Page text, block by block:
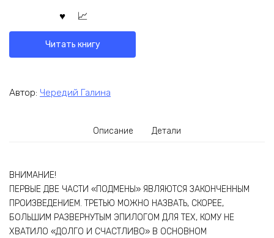
Читать книгу
Автор: Чередий Галина
Описание Детали
ВНИМАНИЕ!
ПЕРВЫЕ ДВЕ ЧАСТИ «ПОДМЕНЫ» ЯВЛЯЮТСЯ ЗАКОНЧЕННЫМ
ПРОИЗВЕДЕНИЕМ. ТРЕТЬЮ МОЖНО НАЗВАТЬ, СКОРЕЕ,
БОЛЬШИМ РАЗВЕРНУТЫМ ЭПИЛОГОМ ДЛЯ ТЕХ, КОМУ НЕ
ХВАТИЛО «ДОЛГО И СЧАСТЛИВО» В ОСНОВНОМ